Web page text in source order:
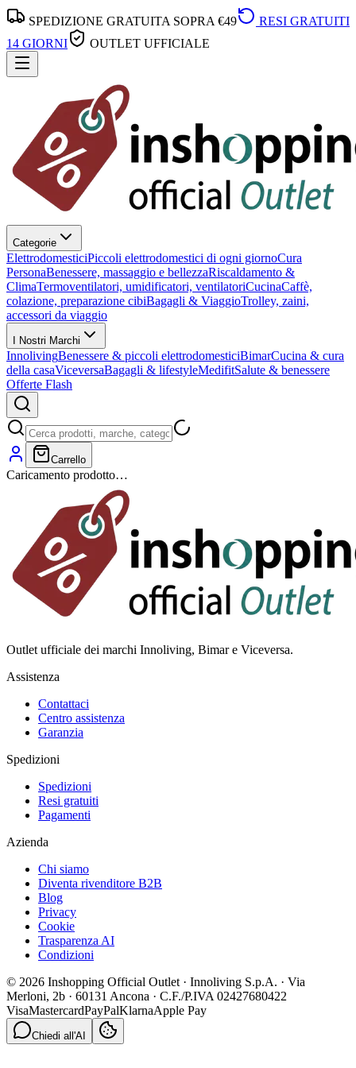
SPEDIZIONE GRATUITA SOPRA €49
RESI GRATUITI
14 GIORNI
OUTLET UFFICIALE
Categorie
ElettrodomesticiPiccoli elettrodomestici di ogni giornoCura
PersonaBenessere, massaggio e bellezzaRiscaldamento &
ClimaTermoventilatori, umidificatori, ventilatoriCucinaCaffè,
colazione, preparazione cibiBagagli & ViaggioTrolley, zaini,
accessori da viaggio
I Nostri Marchi
InnolivingBenessere & piccoli elettrodomesticiBimarCucina & cura
della casaViceversaBagagli & lifestyleMedifitSalute & benessere
Offerte Flash
Carrello
Caricamento prodotto…
Outlet ufficiale dei marchi Innoliving, Bimar e Viceversa.
Assistenza
Contattaci
Centro assistenza
Garanzia
Spedizioni
Spedizioni
Resi gratuiti
Pagamenti
Azienda
Chi siamo
Diventa rivenditore B2B
Blog
Privacy
Cookie
Trasparenza AI
Condizioni
© 2026 Inshopping Official Outlet · Innoliving S.p.A. · Via
Merloni, 2b · 60131 Ancona · C.F./P.IVA 02427680422
VisaMastercardPayPalKlarnaApple Pay
Chiedi all'AI